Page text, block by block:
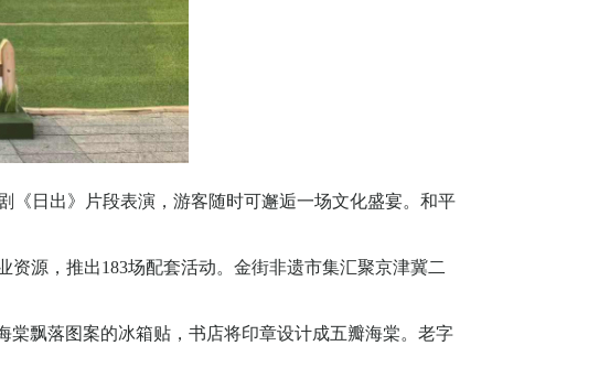
《日出》片段表演，游客随时可邂逅一场文化盛宴。和平
资源，推出183场配套活动。金街非遗市集汇聚京津冀二
棠飘落图案的冰箱贴，书店将印章设计成五瓣海棠。老字